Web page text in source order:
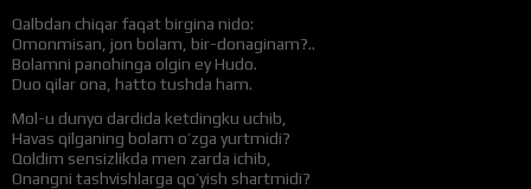
Qalbdan chiqar faqat birgina nido:
Omonmisan, jon bolam, bir-donaginam?..
Bolamni panohinga olgin ey Hudo.
Duo qilar ona, hatto tushda ham.
Mol-u dunyo dardida ketdingku uchib,
Havas qilganing bolam o’zga yurtmidi?
Qoldim sensizlikda men zarda ichib,
Onangni tashvishlarga qo’yish shartmidi?